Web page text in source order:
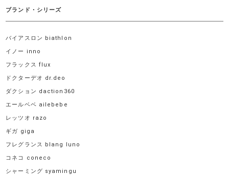
ブランド・シリーズ
バイアスロン biathlon
イノー inno
フラックス flux
ドクターデオ dr.deo
ダクション daction360
エールベベ ailebebe
レッツオ razo
ギガ giga
フレグランス blang luno
コネコ coneco
シャーミング syamingu